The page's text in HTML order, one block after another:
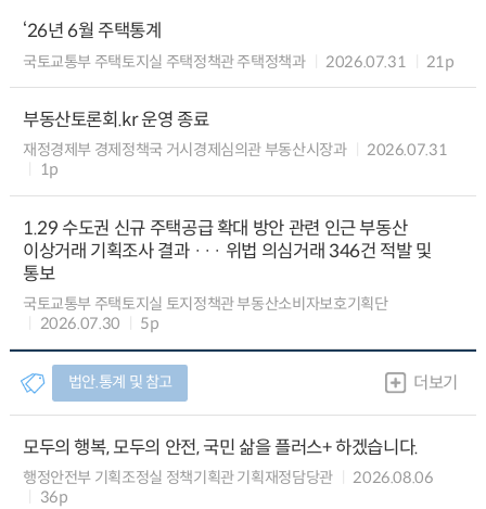
‘26년 6월 주택통계
국토교통부 주택토지실 주택정책관 주택정책과 2026.07.31 21p
부동산토론회.kr 운영 종료
재정경제부 경제정책국 거시경제심의관 부동산시장과
2026.07.31
1p
1.29 수도권 신규 주택공급 확대 방안 관련 인근 부동산
이상거래 기획조사 결과 ··· 위법 의심거래 346건 적발 및
통보
국토교통부 주택토지실 토지정책관 부동산소비자보호기획단
2026.07.30
5p
법안.통계 및 참고 더보기
모두의 행복, 모두의 안전, 국민 삶을 플러스+ 하겠습니다.
행정안전부 기획조정실 정책기획관 기획재정담당관
2026.08.06
36p